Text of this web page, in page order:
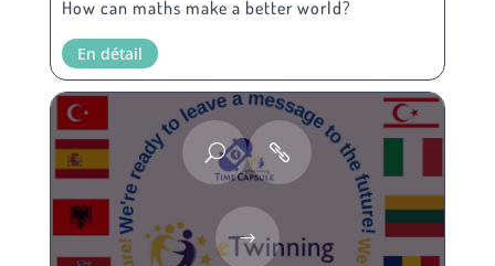
How can maths make a better world?
En détail